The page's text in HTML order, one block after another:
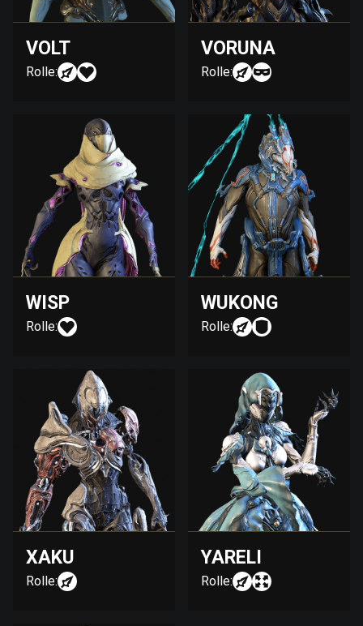
VOLT
Rolle:
VORUNA
Rolle:
WISP
Rolle:
WUKONG
Rolle:
XAKU
Rolle:
YARELI
Rolle: